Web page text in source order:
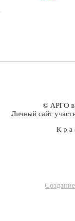
© АРГО в
Личный сайт
К р а